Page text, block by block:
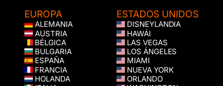
EUROPA
ALEMANIA
AUSTRIA
BÉLGICA
BULGARIA
ESPAÑA
FRANCIA
HOLANDA
ESTADOS UNIDOS
DISNEYLANDIA
HAWÁI
LAS VEGAS
LOS ÁNGELES
MIAMI
NUEVA YORK
ORLANDO